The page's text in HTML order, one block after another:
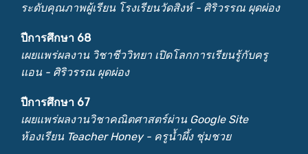
ระดับคุณภาพผู้เรียน โรงเรียนวัดสิงห์ - ศิริวรรณ ผุดผ่อง
ปีการศึกษา 68
เผยแพร่ผลงาน วิชาชีววิทยา เปิดโลกการเรียนรู้กับครู
แอน - ศิริวรรณ ผุดผ่อง
ปีการศึกษา 67
เผยแพร่ผลงานวิชาคณิตศาสตร์ผ่าน Google Site
ห้องเรียน Teacher Honey - ครูน้ำผึ้ง ชุ่มชวย